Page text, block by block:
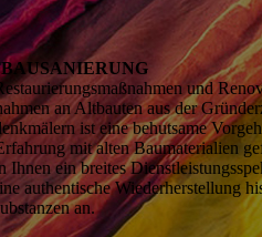
und
an Altbauten aus der
ist eine behut­same
mit alten Baumaterialien
Ihnen ein breites
authen­tische Wieder­herstellung
an.